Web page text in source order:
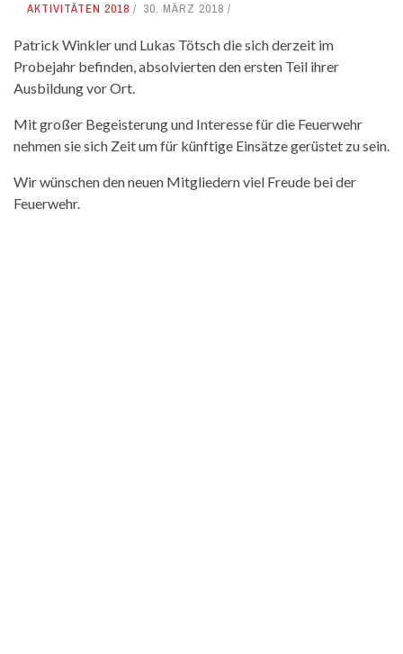
AKTIVITÄTEN 2018 30. MÄRZ 2018
Patrick Winkler und Lukas Tötsch die sich derzeit im
Probejahr befinden, absolvierten den ersten Teil ihrer
Ausbildung vor Ort.
Mit großer Begeisterung und Interesse für die Feuerwehr
nehmen sie sich Zeit um für künftige Einsätze gerüstet zu sein.
Wir wünschen den neuen Mitgliedern viel Freude bei der
Feuerwehr.